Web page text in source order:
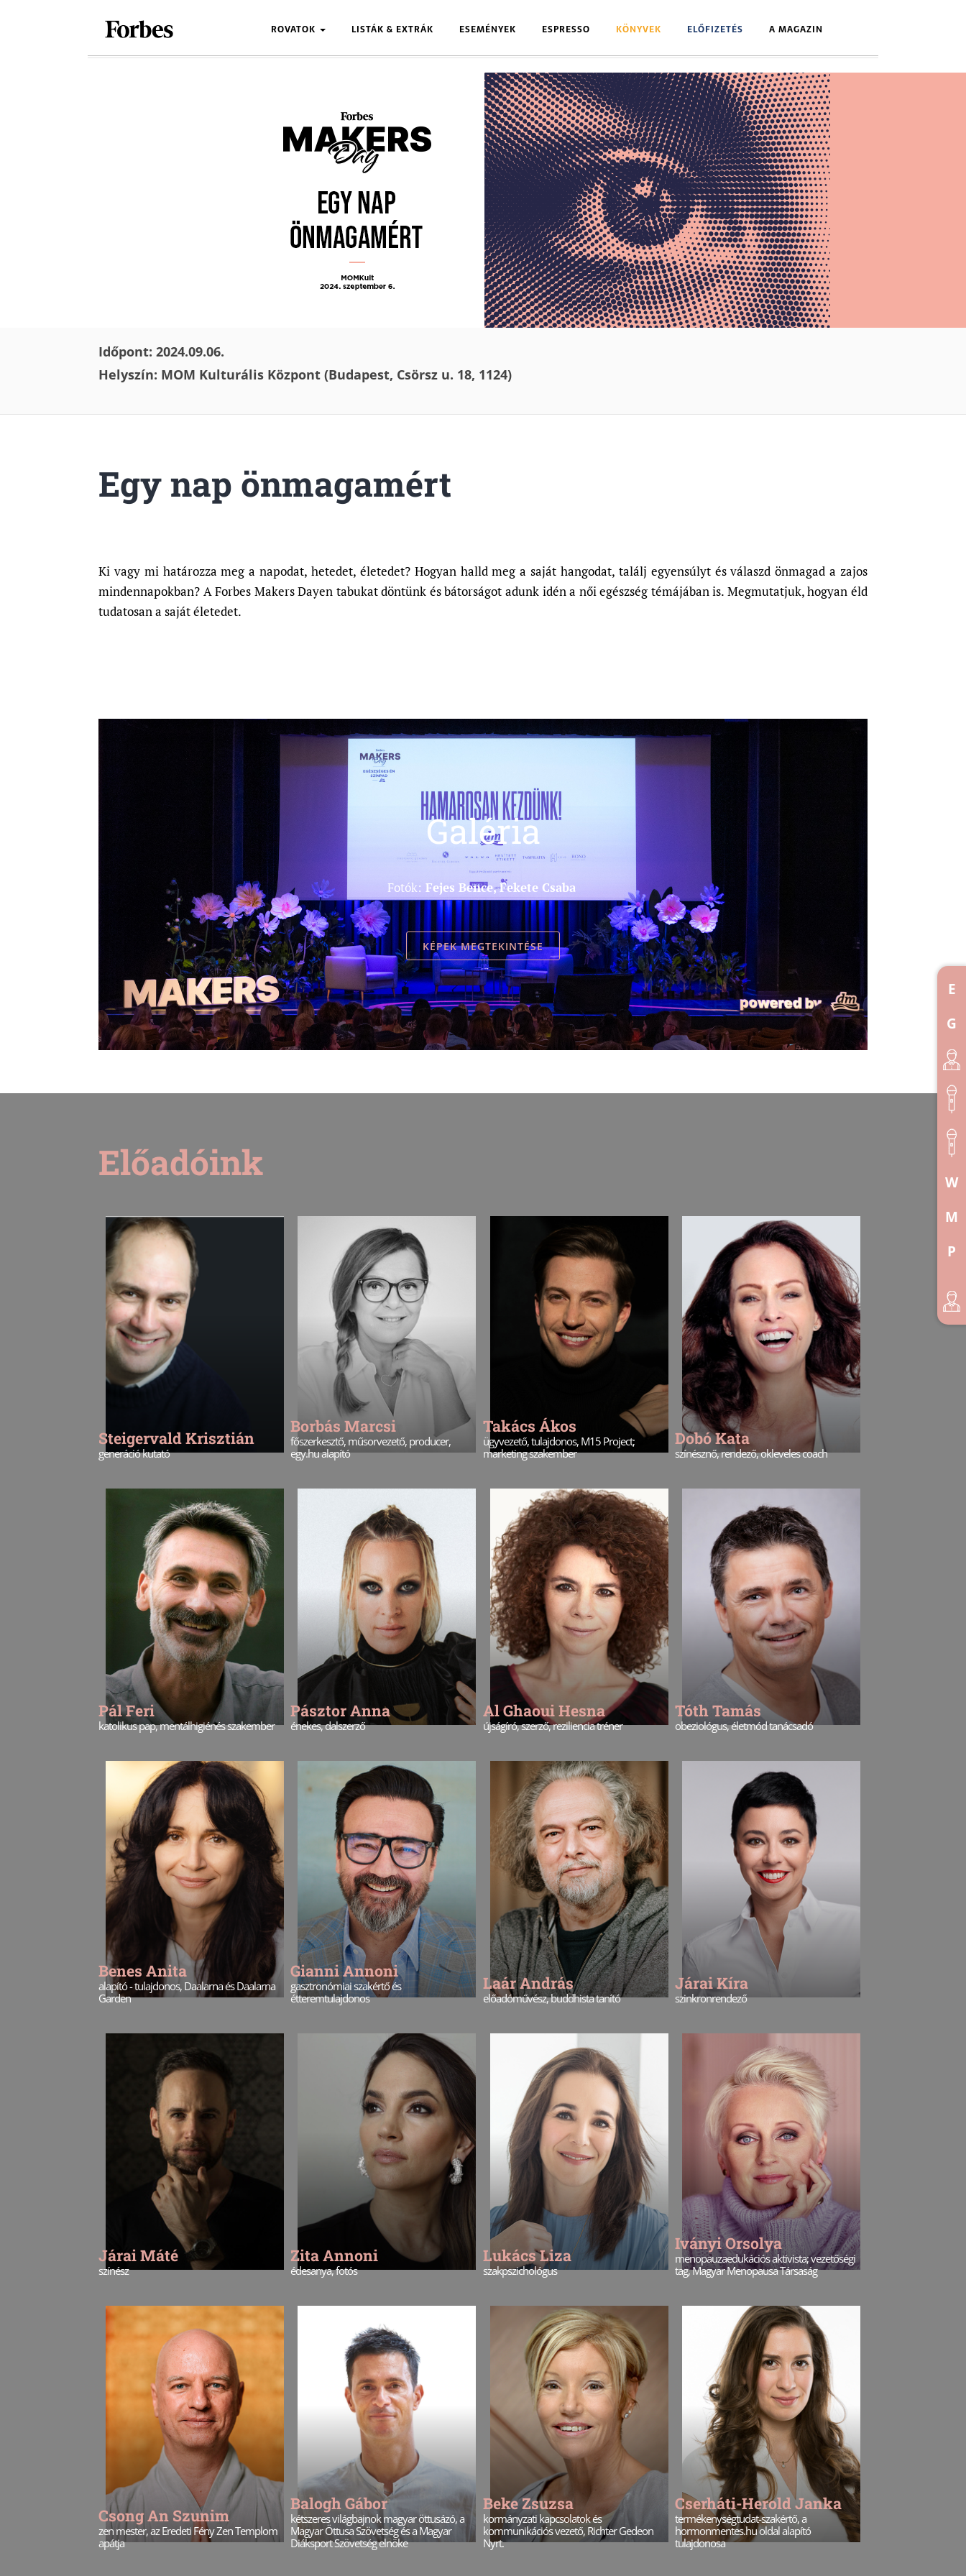
ROVATOK LISTÁK & EXTRÁK ESEMÉNYEK ESPRESSO KÖNYVEK ELŐFIZETÉS A MAGAZIN
E
G
W
M
P
Időpont: 2024.09.06.
Helyszín: MOM Kulturális Központ (Budapest, Csörsz u. 18, 1124)
Egy nap önmagamért
Ki vagy mi határozza meg a napodat, hetedet, életedet? Hogyan halld meg a saját hangodat, találj egyensúlyt és válaszd önmagad a zajos
mindennapokban? A Forbes Makers Dayen tabukat döntünk és bátorságot adunk idén a női egészség témájában is. Megmutatjuk, hogyan éld
tudatosan a saját életedet.
Galéria
Fotók: Fejes Bence, Fekete Csaba
KÉPEK MEGTEKINTÉSE
Előadóink
Steigervald Krisztián
generáció kutató
Borbás Marcsi
főszerkesztő, műsorvezető, producer,
egy.hu alapító
Takács Ákos
ügyvezető, tulajdonos, M15 Project;
marketing szakember
Dobó Kata
színésznő, rendező, okleveles coach
Pál Feri
katolikus pap, mentálhigiénés szakember
Pásztor Anna
énekes, dalszerző
Al Ghaoui Hesna
újságíró, szerző, reziliencia tréner
Tóth Tamás
obeziológus, életmód tanácsadó
Benes Anita
alapító - tulajdonos, Daalarna és Daalarna
Garden
Gianni Annoni
gasztronómiai szakértő és
étteremtulajdonos
Laár András
előadóművész, buddhista tanító
Járai Kíra
szinkronrendező
Járai Máté
színész
Zita Annoni
édesanya, fotós
Lukács Liza
szakpszichológus
Iványi Orsolya
menopauzaedukációs aktivista; vezetőségi
tag, Magyar Menopausa Társaság
Csong An Szunim
zen mester, az Eredeti Fény Zen Templom
apátja
Balogh Gábor
kétszeres világbajnok magyar öttusázó, a
Magyar Öttusa Szövetség és a Magyar
Diáksport Szövetség elnöke
Beke Zsuzsa
kormányzati kapcsolatok és
kommunikációs vezető, Richter Gedeon
Nyrt.
Cserháti-Herold Janka
termékenységtudat-szakértő, a
hormonmentes.hu oldal alapító
tulajdonosa